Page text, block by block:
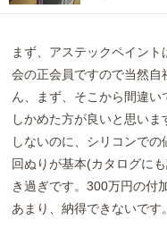
まず、アステックペイン
会の正会員ですので当然
ん、まず、そこから間違
しかめた方が良いと思い
しないのに、シリコンで
回ぬりが基本(カタログに
き過ぎです。300万円の付
あまり、納得できないです。